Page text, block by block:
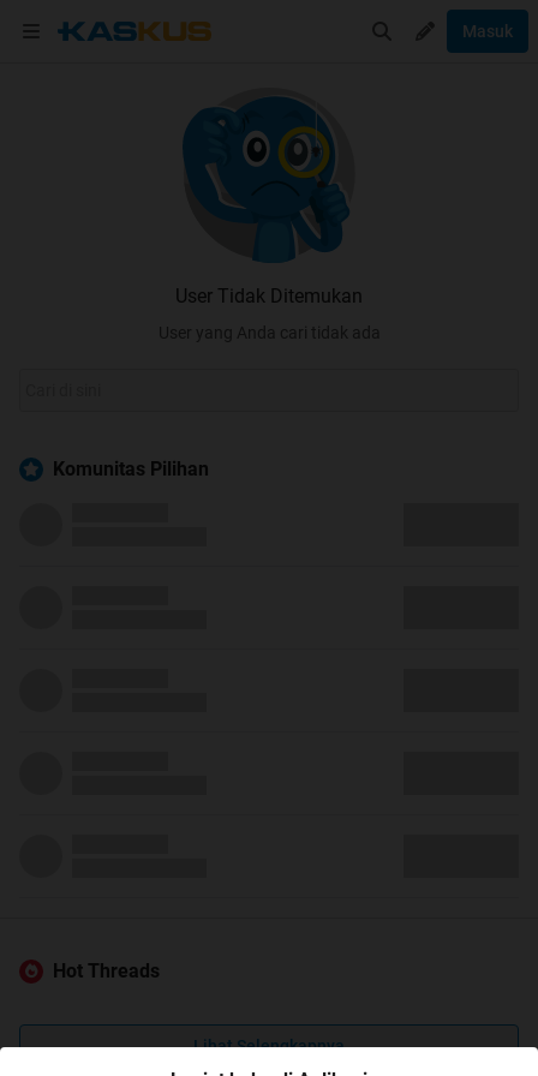
Masuk
User Tidak Ditemukan
User yang Anda cari tidak ada
Komunitas Pilihan
Hot Threads
Lihat Selengkapnya